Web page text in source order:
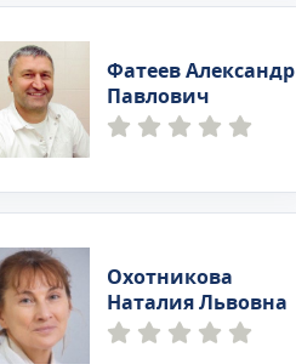
Фатеев Александр
Павлович
Охотникова
Наталия Львовна